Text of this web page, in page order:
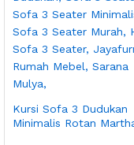
Kursi Sofa 3 Dudukan
Minimalis Rotan